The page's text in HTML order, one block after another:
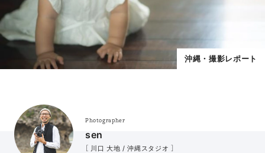
沖縄・撮影レポート
Photographer
sen
［ 川口 大地 / 沖縄スタジオ ］